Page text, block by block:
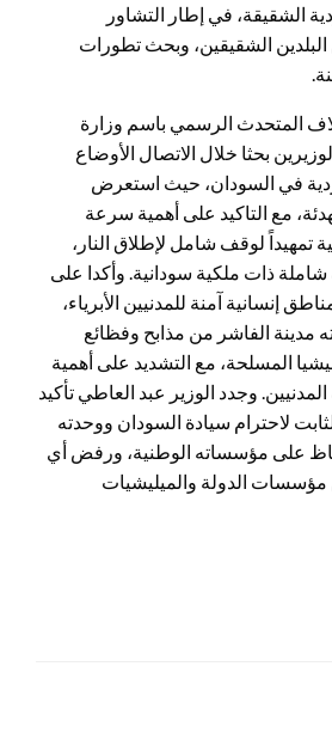
الشقيقة، في إطار التشاور
الشقيقين، وبحث تطورات
المتحدث الرسمي باسم وزارة
بحثا خلال الاتصال الأوضاع
في السودان، حيث استعرض
مع التاكيد على أهمية سرعة
تمهيداً لوقف شامل لإطلاق النار،
ذات ملكية سودانية. وأكدا على
إنسانية آمنة للمدنيين الأبرياء،
الفاشر من مذابح وفظائع
المسلحة، مع التشديد على أهمية
وجدد الوزير عبد العاطي تأكيد
لاحترام سيادة السودان ووحدته
على مؤسساته الوطنية، ورفض أي
مؤسسات الدولة والميليشيات